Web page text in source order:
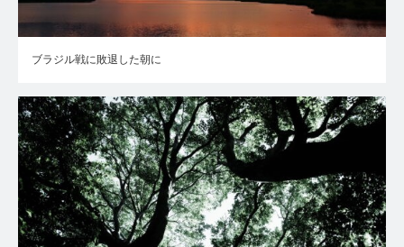
ブラジル戦に敗退した朝に